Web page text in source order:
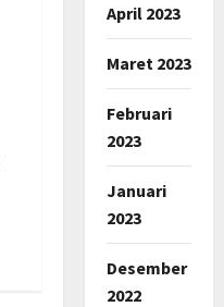
April 2023
Maret 2023
Februari
2023
Januari
2023
Desember
2022